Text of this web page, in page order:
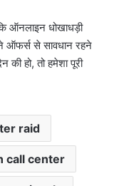
ऑनलाइन धोखाधड़ी
ऑफर्स से सावधान रहने
हो, तो हमेशा पूरी
raid
call center